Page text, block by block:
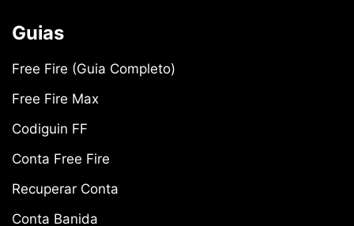
Guias
Free Fire (Guia Completo)
Free Fire Max
Codiguin FF
Conta Free Fire
Recuperar Conta
Conta Banida